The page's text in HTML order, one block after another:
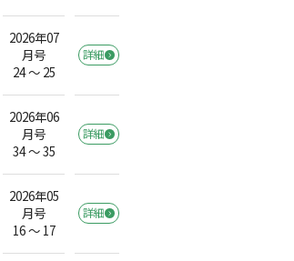
2026年07
月号
24 ～ 25
詳細
2026年06
月号
34 ～ 35
詳細
2026年05
月号
16 ～ 17
詳細